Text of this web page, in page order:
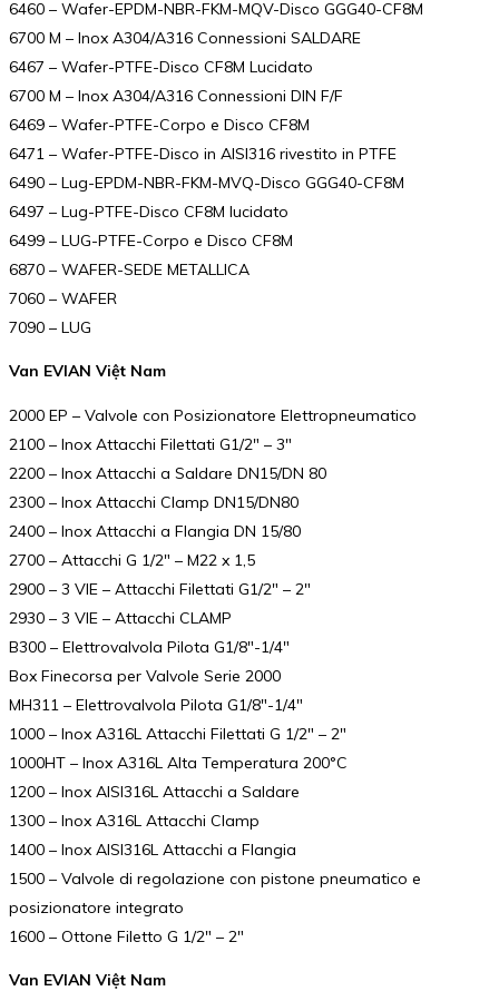
6460 – Wafer-EPDM-NBR-FKM-MQV-Disco GGG40-CF8M
6700 M – Inox A304/A316 Connessioni SALDARE
6467 – Wafer-PTFE-Disco CF8M Lucidato
6700 M – Inox A304/A316 Connessioni DIN F/F
6469 – Wafer-PTFE-Corpo e Disco CF8M
6471 – Wafer-PTFE-Disco in AISI316 rivestito in PTFE
6490 – Lug-EPDM-NBR-FKM-MVQ-Disco GGG40-CF8M
6497 – Lug-PTFE-Disco CF8M lucidato
6499 – LUG-PTFE-Corpo e Disco CF8M
6870 – WAFER-SEDE METALLICA
7060 – WAFER
7090 – LUG
Van EVIAN Việt Nam
2000 EP – Valvole con Posizionatore Elettropneumatico
2100 – Inox Attacchi Filettati G1/2″ – 3″
2200 – Inox Attacchi a Saldare DN15/DN 80
2300 – Inox Attacchi Clamp DN15/DN80
2400 – Inox Attacchi a Flangia DN 15/80
2700 – Attacchi G 1/2″ – M22 x 1,5
2900 – 3 VIE – Attacchi Filettati G1/2″ – 2″
2930 – 3 VIE – Attacchi CLAMP
B300 – Elettrovalvola Pilota G1/8″-1/4″
Box Finecorsa per Valvole Serie 2000
MH311 – Elettrovalvola Pilota G1/8″-1/4″
1000 – Inox A316L Attacchi Filettati G 1/2″ – 2″
1000HT – Inox A316L Alta Temperatura 200°C
1200 – Inox AISI316L Attacchi a Saldare
1300 – Inox A316L Attacchi Clamp
1400 – Inox AISI316L Attacchi a Flangia
1500 – Valvole di regolazione con pistone pneumatico e
posizionatore integrato
1600 – Ottone Filetto G 1/2″ – 2″
Van EVIAN Việt Nam